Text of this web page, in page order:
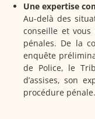
Une expertise
Au-delà des
conseille et
pénales. De la
enquête
de Police, le
d’assises, son
procédure pénale.